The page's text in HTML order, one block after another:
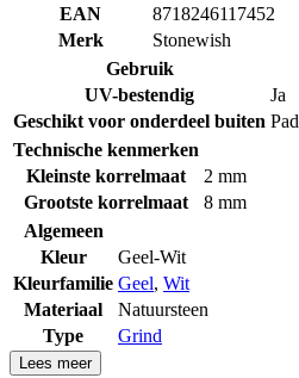
EAN
8718246117452
Merk
Stonewish
Gebruik
UV-bestendig
Ja
Geschikt voor onderdeel buiten Pad
Technische kenmerken
Kleinste korrelmaat
2 mm
Grootste korrelmaat
8 mm
Algemeen
Kleur
Geel-Wit
Kleurfamilie Geel, Wit
Materiaal
Natuursteen
Type
Grind
Lees meer